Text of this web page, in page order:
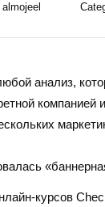
анализ,
компанией
курсов